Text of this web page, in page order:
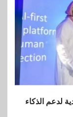
لدعم الذكاء